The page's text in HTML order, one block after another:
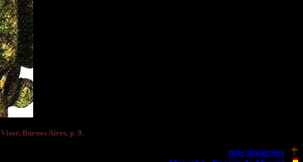
Visor, Buenos Aires, p. 9.
más imágenes